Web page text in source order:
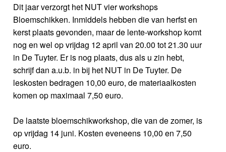
Dit jaar verzorgt het NUT vier workshops
Bloemschikken. Inmiddels hebben die van herfst en
kerst plaats gevonden, maar de lente-workshop komt
nog en wel op vrijdag 12 april van 20.00 tot 21.30 uur
in De Tuyter. Er is nog plaats, dus als u zin hebt,
schrijf dan a.u.b. in bij het NUT in De Tuyter. De
leskosten bedragen 10,00 euro, de materiaalkosten
komen op maximaal 7,50 euro.
De laatste bloemschikworkshop, die van de zomer, is
op vrijdag 14 juni. Kosten eveneens 10,00 en 7,50
euro.